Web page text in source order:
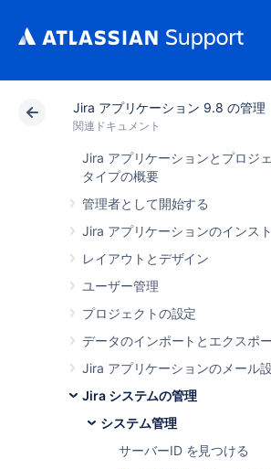
Jira アプリケーション 9.8 の管理
関連ドキュメント
Jira アプリケーションとプロジ
タイプの概要
管理者として開始する
Jira アプリケーションのインス
レイアウトとデザイン
ユーザー管理
プロジェクトの設定
データのインポートとエクスポ
Jira アプリケーションのメール
Jira システムの管理
システム管理
サーバーID を見つける
アトラシアン サポート 関連ド
Jiraアプリケ
ョンのインス
ルメンテー
による統計情
表示する
インストゥルメンテーシ
提供しています。このページは、
ア全体で表示するために「インス
れた」 (記録された) Jira 内部のプ
範囲にわたる統計の種類を表示しま